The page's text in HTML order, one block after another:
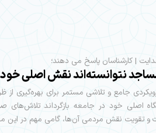
| کارشناسان پاسخ می دهند؛
نتوانسته‌اند نقش اصلی خود
رویکردی جامع و تلاشی مستمر برای بهره‌گیری
اصلی خود در جامعه بازگرداند تلاش‌های
و تقویت نقش مردمی آن‌ها، گامی مهم در این